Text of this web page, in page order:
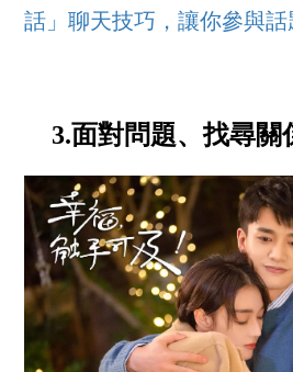
話」聊天技巧，讓你參與話
3.面對問題、找尋關